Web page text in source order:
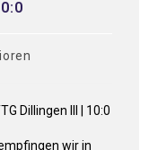
wir in